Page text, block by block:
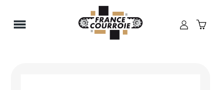
Panneau de gestion des cookies